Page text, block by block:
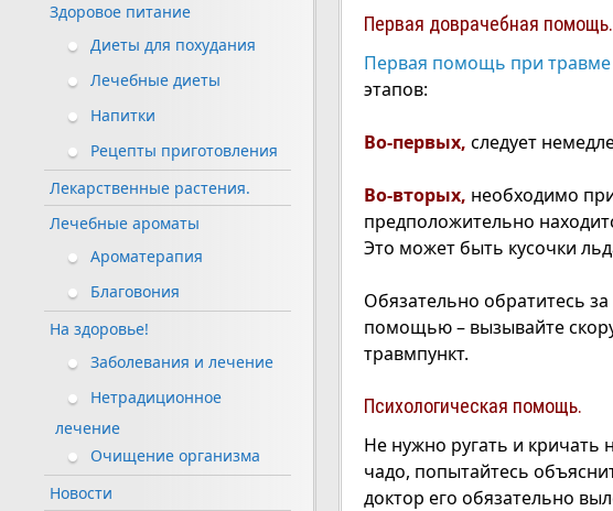
Первая доврачебная помощь.
Первая помощь при
этапов:
Во-первых, следует
Во-вторых, необходимо
предположительно
Это может быть кусочки
Обязательно обратитесь
помощью – вызывайте
травмпункт.
Психологическая помощь.
Не нужно ругать и кричать
чадо, попытайтесь
доктор его обязательно
Здоровое питание
Диеты для похудания
Лечебные диеты
Напитки
Рецепты приготовления
Лекарственные растения.
Лечебные ароматы
Ароматерапия
Благовония
На здоровье!
Заболевания и лечение
Нетрадиционное
лечение
Очищение организма
Новости